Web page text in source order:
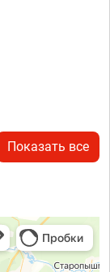
Показать все